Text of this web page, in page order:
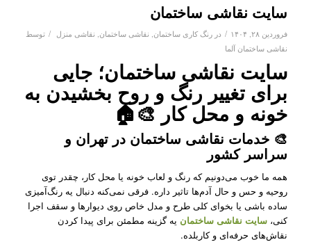
سایت نقاشی ساختمان
فروردین ۲۸, ۱۴۰۴ / در رنگ کاری ساختمان نقاشی ساختمان نقاشی منزل / توسط
نقاشی ساختمان آلما
سایت نقاشی ساختمان؛ جایی
برای تغییر رنگ و روح بخشیدن به
خونه و محل کار 🎨🏠
🎨 خدمات نقاشی ساختمان در تهران و
سراسر کشور
همه ما خوب می‌دونیم که رنگ و لعاب خونه یا محل کار، چقدر توی
روحیه و حس و حال آدم‌ها تاثیر داره. فرقی نمی‌کنه دنبال یه رنگ‌آمیزی
ساده باشی یا بخوای کلی طرح و مدل خاص روی دیوارها و سقف اجرا
کنی، سایت نقاشی ساختمان یه گزینه مطمئن برای پیدا کردن
نقاش‌های حرفه‌ای و کاربلده.